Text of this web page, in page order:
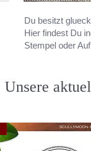
Du besitzt
Hier findest Du
Stempel oder
Unsere